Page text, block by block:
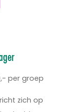
per groep
richt zich op